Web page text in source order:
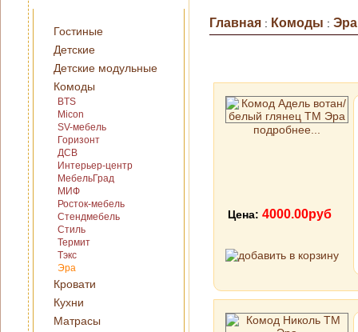
Гостиные
Детские
Детские модульные
Комоды
BTS
Micon
SV-мебель
Горизонт
ДСВ
Интерьер-центр
МебельГрад
МИФ
Росток-мебель
Стендмебель
Стиль
Термит
Тэкс
Эра
Кровати
Кухни
Матрасы
Главная : Комоды : Эра
подробнее...
Цена: 4000.00руб